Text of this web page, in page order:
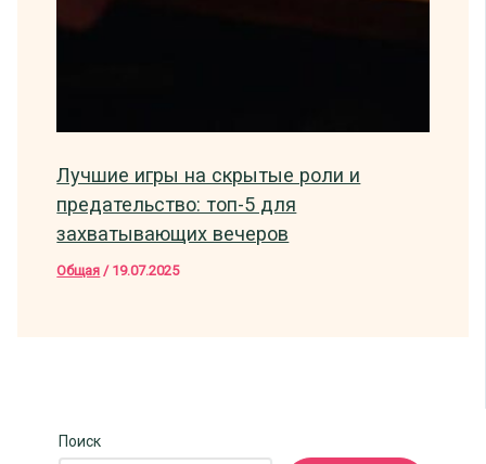
Лучшие игры на скрытые роли и
предательство: топ-5 для
захватывающих вечеров
Общая / 19.07.2025
Поиск